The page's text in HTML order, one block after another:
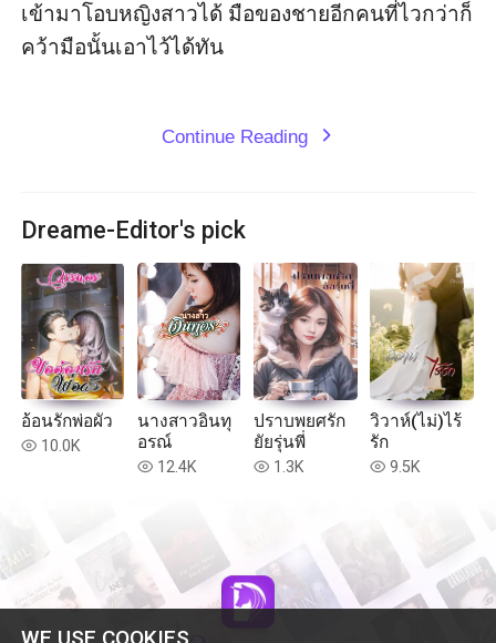
WE USE COOKIES
เข้า​มา​โอบ​หญิงสาว​ได้ มือ​ของ​ชาย​อีก​คน​ที่​ไว​กว่า​ก็​
คว้า​มือ​นั้น​เอา​ไว้​ได้​ทัน
Continue Reading expand_more
Dreame-Editor's pick
อ้อนรักพ่อผัว
read 10.0K
นางสาวอินทุ
อรณ์
read 12.4K
ปราบพยศรัก
ยัยรุ่นพี่
read 1.3K
วิวาห์(ไม่)ไร้
รัก
read 9.5K